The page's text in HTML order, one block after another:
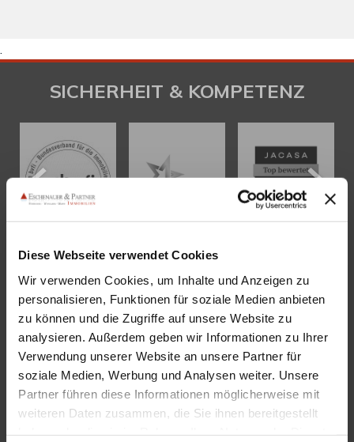
Diese Webseite verwendet Cookies
Wir verwenden Cookies, um Inhalte und Anzeigen zu
personalisieren, Funktionen für soziale Medien anbieten
zu können und die Zugriffe auf unsere Website zu
analysieren. Außerdem geben wir Informationen zu Ihrer
Verwendung unserer Website an unsere Partner für
soziale Medien, Werbung und Analysen weiter. Unsere
Partner führen diese Informationen möglicherweise mit
weiteren Daten zusammen, die Sie ihnen bereitgestellt
.
SICHERHEIT & KOMPETENZ
KONTAKT
Eschenauer & Partner Immobilien
Immobilienmakler HEIDELBERG
Immobilien Heidelberg
Akademiestraße 1, 69117 Heidelberg
Tel.:06221 - 67 26 077
Mail:info@eschenauer-partner.de